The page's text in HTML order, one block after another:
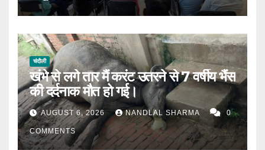
चंदौली
खंभे से लगे तार मैं करंट उतरने से 7 वर्षीय भैंस
की दर्दनाक मौत हो गई।
AUGUST 6, 2026 NANDLAL SHARMA 0
COMMENTS